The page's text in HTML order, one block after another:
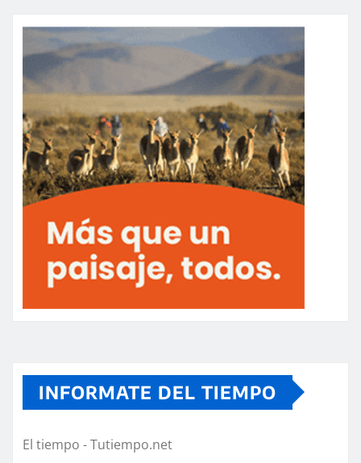
INFORMATE DEL TIEMPO
El tiempo - Tutiempo.net